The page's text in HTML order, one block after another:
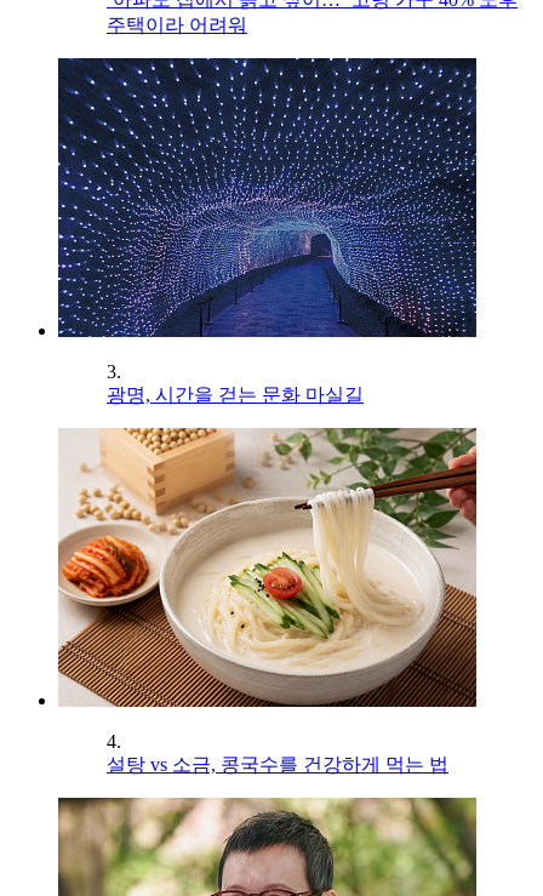
주택이라 어려워
3.
광명, 시간을 걷는 문화 마실길
4.
설탕 vs 소금, 콩국수를 건강하게 먹는 법